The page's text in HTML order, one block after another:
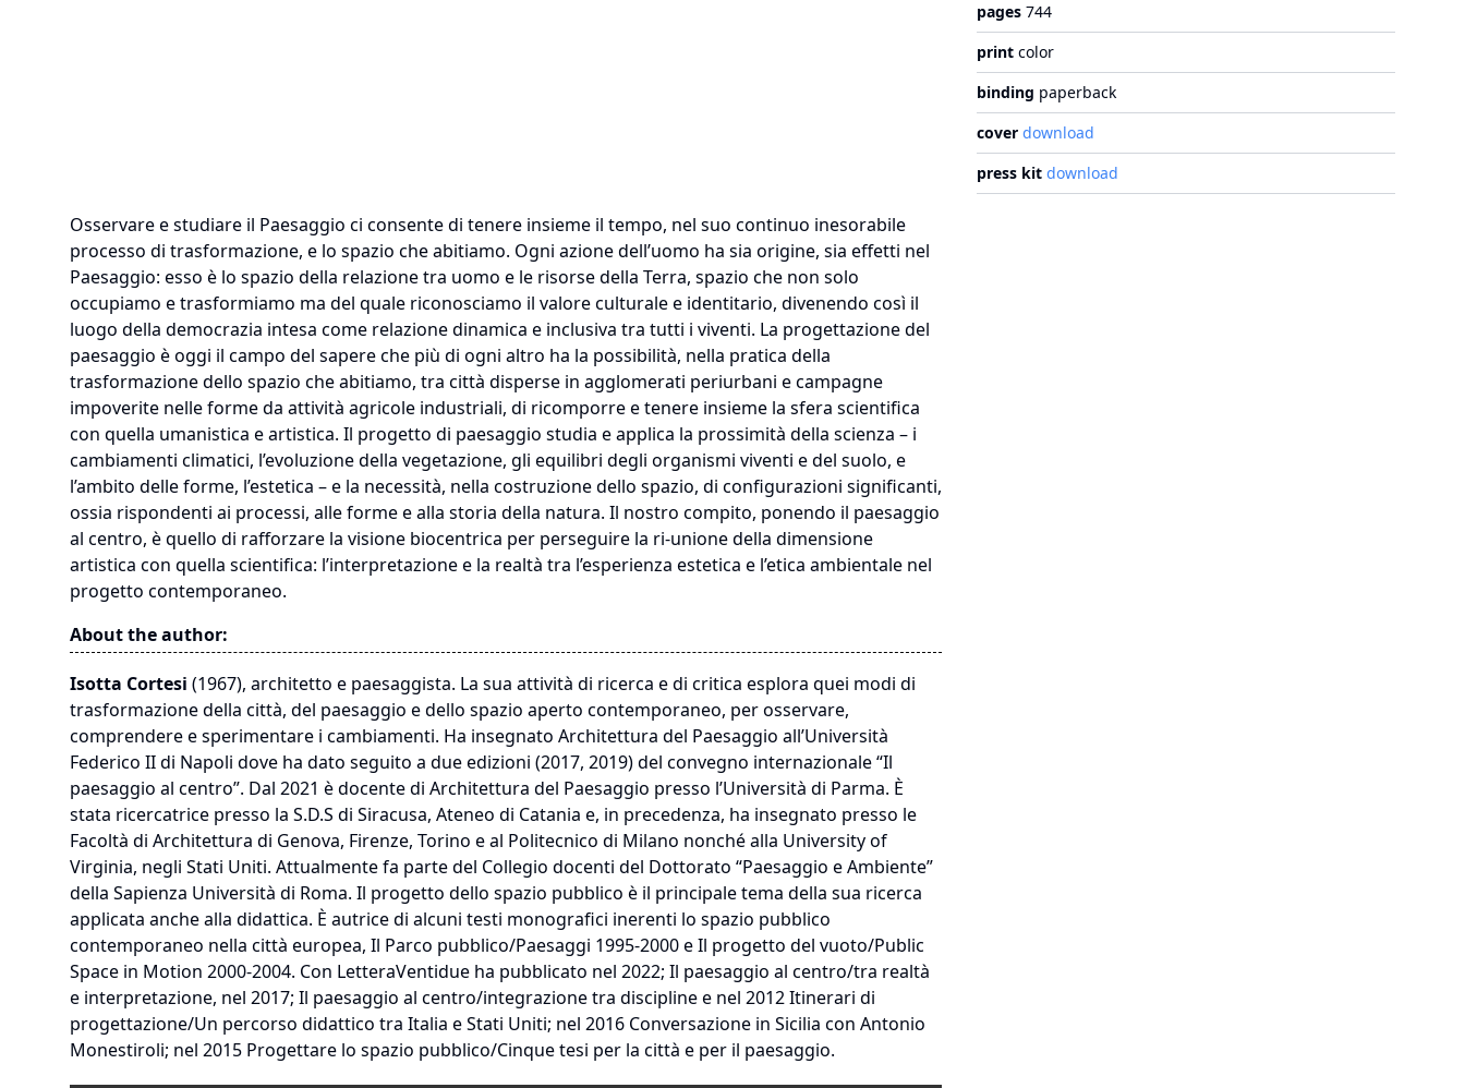
pages 744
print color
binding paperback
cover download
press kit download
Osservare e studiare il Paesaggio ci consente di tenere insieme il tempo, nel suo continuo inesorabile
processo di trasformazione, e lo spazio che abitiamo. Ogni azione dell’uomo ha sia origine, sia effetti nel
Paesaggio: esso è lo spazio della relazione tra uomo e le risorse della Terra, spazio che non solo
occupiamo e trasformiamo ma del quale riconosciamo il valore culturale e identitario, divenendo così il
luogo della democrazia intesa come relazione dinamica e inclusiva tra tutti i viventi. La progettazione del
paesaggio è oggi il campo del sapere che più di ogni altro ha la possibilità, nella pratica della
trasformazione dello spazio che abitiamo, tra città disperse in agglomerati periurbani e campagne
impoverite nelle forme da attività agricole industriali, di ricomporre e tenere insieme la sfera scientifica
con quella umanistica e artistica. Il progetto di paesaggio studia e applica la prossimità della scienza – i
cambiamenti climatici, l’evoluzione della vegetazione, gli equilibri degli organismi viventi e del suolo, e
l’ambito delle forme, l’estetica – e la necessità, nella costruzione dello spazio, di configurazioni significanti,
ossia rispondenti ai processi, alle forme e alla storia della natura. Il nostro compito, ponendo il paesaggio
al centro, è quello di rafforzare la visione biocentrica per perseguire la ri-unione della dimensione
artistica con quella scientifica: l’interpretazione e la realtà tra l’esperienza estetica e l’etica ambientale nel
progetto contemporaneo.
About the author:
Isotta Cortesi (1967), architetto e paesaggista. La sua attività di ricerca e di critica esplora quei modi di
trasformazione della città, del paesaggio e dello spazio aperto contemporaneo, per osservare,
comprendere e sperimentare i cambiamenti. Ha insegnato Architettura del Paesaggio all’Università
Federico II di Napoli dove ha dato seguito a due edizioni (2017, 2019) del convegno internazionale “Il
paesaggio al centro”. Dal 2021 è docente di Architettura del Paesaggio presso l’Università di Parma. È
stata ricercatrice presso la S.D.S di Siracusa, Ateneo di Catania e, in precedenza, ha insegnato presso le
Facoltà di Architettura di Genova, Firenze, Torino e al Politecnico di Milano nonché alla University of
Virginia, negli Stati Uniti. Attualmente fa parte del Collegio docenti del Dottorato “Paesaggio e Ambiente”
della Sapienza Università di Roma. Il progetto dello spazio pubblico è il principale tema della sua ricerca
applicata anche alla didattica. È autrice di alcuni testi monografici inerenti lo spazio pubblico
contemporaneo nella città europea, Il Parco pubblico/Paesaggi 1995-2000 e Il progetto del vuoto/Public
Space in Motion 2000-2004. Con LetteraVentidue ha pubblicato nel 2022; Il paesaggio al centro/tra realtà
e interpretazione, nel 2017; Il paesaggio al centro/integrazione tra discipline e nel 2012 Itinerari di
progettazione/Un percorso didattico tra Italia e Stati Uniti; nel 2016 Conversazione in Sicilia con Antonio
Monestiroli; nel 2015 Progettare lo spazio pubblico/Cinque tesi per la città e per il paesaggio.